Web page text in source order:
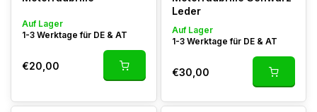
Auf Lager
1-3 Werktage für DE & AT
€20,00
Leder
Auf Lager
1-3 Werktage für DE & AT
€30,00